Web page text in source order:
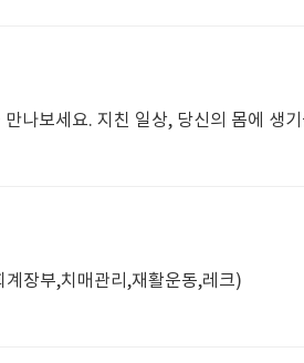
나보세요. 지친 일상, 당신의 몸에 생
장부,치매관리,재활운동,레크)